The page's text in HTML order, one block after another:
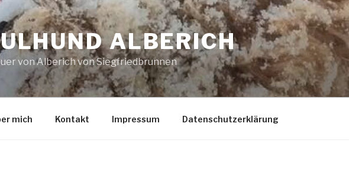
ALBERICH
von Alberich von Siegfriedbrunnen
mich Kontakt Impressum Datenschutzerklärung